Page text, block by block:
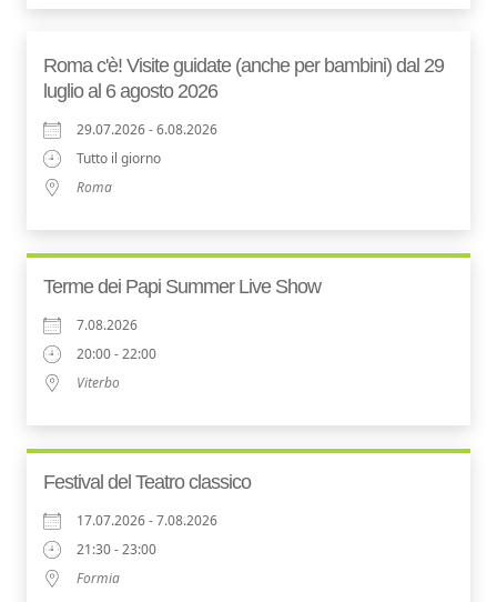
Roma c'è! Visite guidate (anche per bambini) dal 29
luglio al 6 agosto 2026
29.07.2026 - 6.08.2026
Tutto il giorno
Roma
Terme dei Papi Summer Live Show
7.08.2026
20:00 - 22:00
Viterbo
Festival del Teatro classico
17.07.2026 - 7.08.2026
21:30 - 23:00
Formia